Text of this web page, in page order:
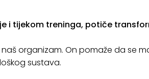
i tijekom treninga, potiče
organizam. On pomaže da se
sustava.